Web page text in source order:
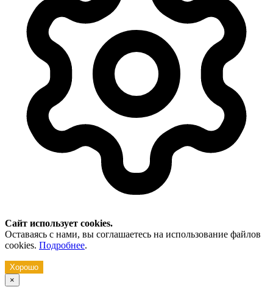
Сайт использует cookies.
Оставаясь с нами, вы соглашаетесь на использование файлов
cookies. Подробнее.
Хорошо
×